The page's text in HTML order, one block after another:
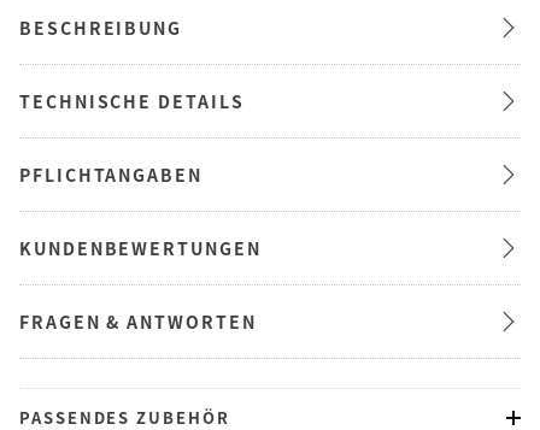
BESCHREIBUNG
TECHNISCHE DETAILS
PFLICHTANGABEN
KUNDENBEWERTUNGEN
FRAGEN & ANTWORTEN
PASSENDES ZUBEHÖR